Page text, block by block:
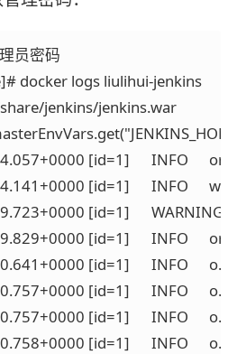
员密码
docker logs liulihui-jenkins
jenkins/jenkins.war
Logging initialized @707ms to org.eclipse.jetty.util.log.JavaUtilLog
Beginning extraction from war file
Empty contextPath
2021-06-30T11:07:22.254Z; git: 526006ecfa3af7f1a27ef3a288e2bef7ea9dd7e8; jvm 11.0.13+8
NO JSP Support for /, did not find org.eclipse.jetty.jsp.JettyJspServlet
DefaultSessionIdManager workerName=node0
No SessionScavenger set, using defaults
node0 Scavenging every 660000ms